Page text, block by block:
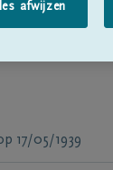
17/05/1939
afwijzen